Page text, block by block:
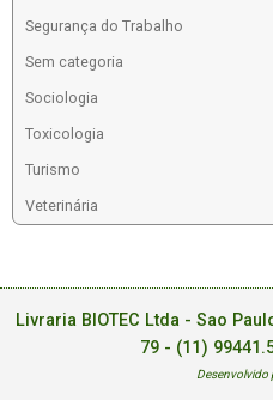
Segurança do Trabalho
Sem categoria
Sociologia
Toxicologia
Turismo
Veterinária
Livraria BIOTEC Ltda - Sao
79 - (11)
Desenvolvido